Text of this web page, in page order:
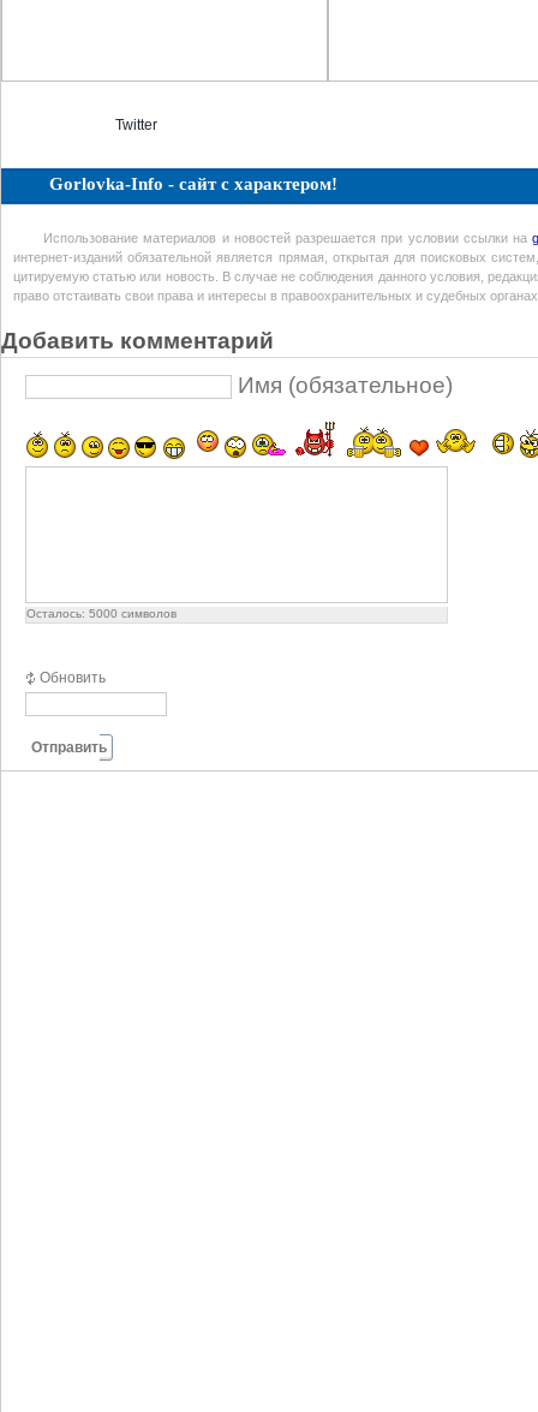
Twitter
Gorlovka-Info - сайт с характером!
Использование материалов и новостей разрешается при условии ссылки на
интернет-изданий обязательной является прямая, открытая для поисковых
цитируемую статью или новость. В случае не соблюдения данного условия,
право отстаивать свои права и интересы в правоохранительных и судебных
Добавить комментарий
Имя (обязательное)
Осталось: 5000 символов
Обновить
Отправить